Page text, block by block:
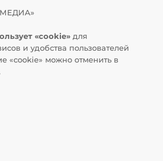
«cookie» для
и удобства пользователей
«cookie» можно отменить в